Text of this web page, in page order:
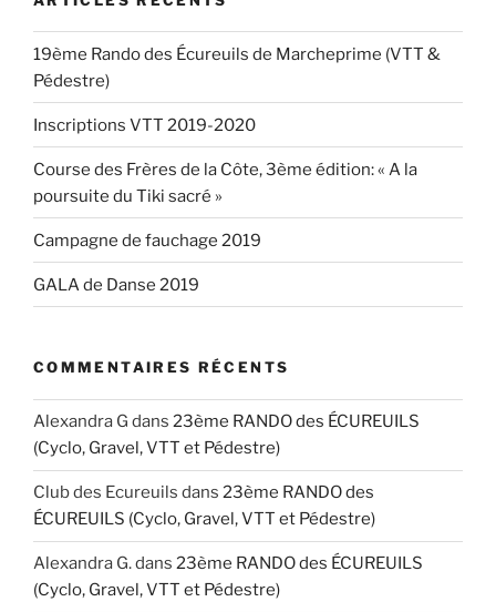
19ème Rando des Écureuils de Marcheprime (VTT &
Pédestre)
Inscriptions VTT 2019-2020
Course des Frères de la Côte, 3ème édition: « A la
poursuite du Tiki sacré »
Campagne de fauchage 2019
GALA de Danse 2019
COMMENTAIRES RÉCENTS
Alexandra G dans 23ème RANDO des ÉCUREUILS
(Cyclo, Gravel, VTT et Pédestre)
Club des Ecureuils dans 23ème RANDO des
ÉCUREUILS (Cyclo, Gravel, VTT et Pédestre)
Alexandra G.dans 23ème RANDO des ÉCUREUILS
(Cyclo, Gravel, VTT et Pédestre)